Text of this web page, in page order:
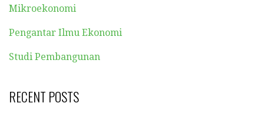
Mikroekonomi
Pengantar Ilmu Ekonomi
Studi Pembangunan
RECENT POSTS